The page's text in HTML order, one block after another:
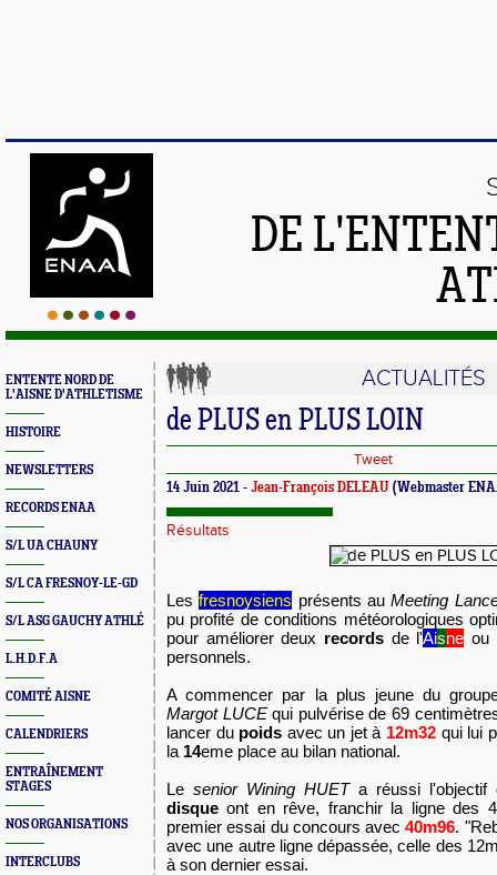
DE
ENTENTE NORD DE
L'AISNE D'ATHLETISME
HISTOIRE
NEWSLETTERS
RECORDS ENAA
S/L UA CHAUNY
S/L CA FRESNOY-LE-GD
S/L ASG GAUCHY ATHLÉ
L.H.D.F.A
COMITÉ AISNE
CALENDRIERS
ENTRAÎNEMENT
STAGES
NOS ORGANISATIONS
INTERCLUBS
ACTUALITÉS
de PLUS en PLUS LOIN
Tweet
14 Juin 2021 - Jean-François DELEAU (Webmaster
Résultats
Les fresnoysiens présents au Meeting
pu profité de conditions météorologiques
pour améliorer deux records de l'Aisne ou
personnels.
A commencer par la plus jeune du
Margot LUCE qui pulvérise de 69
lancer du poids avec un jet à 12m32 qui lui
la 14eme place au bilan national.
Le senior Wining HUET
disque ont en rêve, franchir la ligne des
premier essai du concours avec 40m96.
avec une autre ligne dépassée, celle des
à son dernier essai.